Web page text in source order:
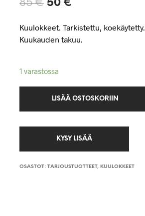
85€ 50 €
Kuulokkeet. Tarkistettu, koekäytetty.
Kuukauden takuu.
1 varastossa
LISÄÄ OSTOSKORIIN
OSASTOT: TARJOUSTUOTTEET, KUULOKKEET